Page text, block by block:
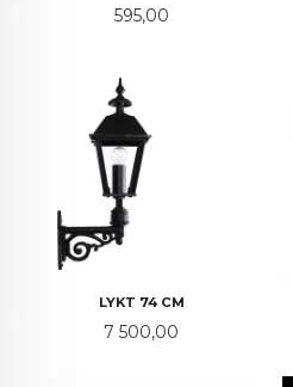
Pris
595,00
LYKT 74 CM
Pris
7 500,00